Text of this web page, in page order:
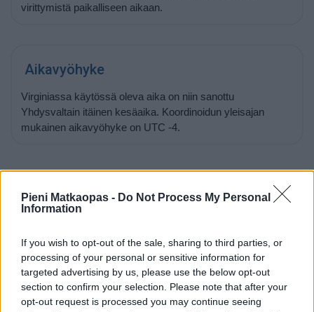
Pieni Matkaopas - Do Not Process My Personal
Information
If you wish to opt-out of the sale, sharing to third parties, or
processing of your personal or sensitive information for
targeted advertising by us, please use the below opt-out
section to confirm your selection. Please note that after your
opt-out request is processed you may continue seeing
virittymistä paikalliseen aikaan.
Aikavyöhyke
Virginiassa käytössä oleva aika on niin sanottu
Yhdysvaltain itäinen kesäaika. Koordinoidun yleisajan
mukainen aikavyöhyke on UTC -4.
Auringonnousu ja -lasku 6.8.2026
kello20:16 . Nouseva aurinko alkaa siintää horisontissa
suunnassa 68 astetta (itä) ja laskeva aurinko painuu
mailleen horisonttiin suunnassa 291 astetta (länsi).